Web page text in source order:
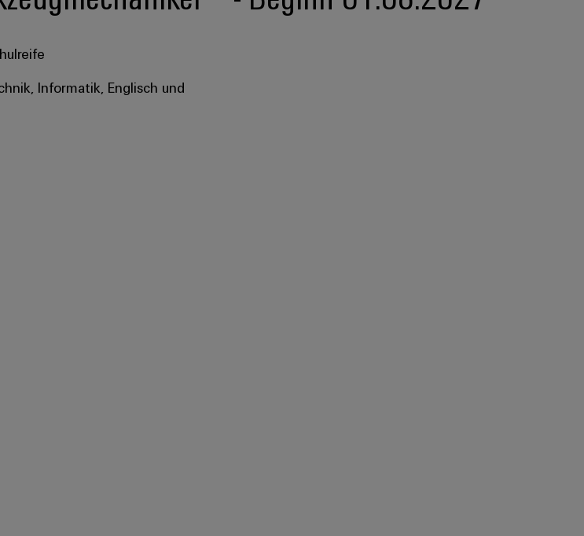
Informatik, Englisch und